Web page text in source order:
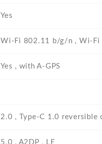
Yes
Wi-Fi 802.11 b/g/n , Wi-Fi
Yes , with A-GPS
2.0 , Type-C 1.0 reversible
5.0 , A2DP , LE